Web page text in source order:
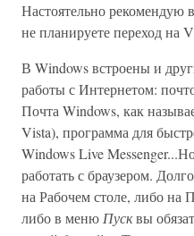
Настоятельно рекомендую
не планируете переход на
В Windows встроены и
работы с Интернетом:
Почта Windows, как
Vista), программа для
Windows Live
работать с браузером.
на Рабочем столе, либо на
либо в меню Пусквы